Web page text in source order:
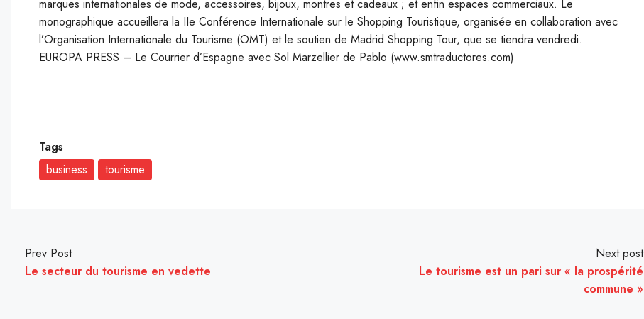
marques internationales de mode, accessoires, bijoux, montres et cadeaux ; et enfin espaces commerciaux. Le
monographique accueillera la IIe Conférence Internationale sur le Shopping Touristique, organisée en collaboration avec
l’Organisation Internationale du Tourisme (OMT) et le soutien de Madrid Shopping Tour, que se tiendra vendredi.
EUROPA PRESS – Le Courrier d’Espagne avec Sol Marzellier de Pablo (www.smtraductores.com)
Tags
business
tourisme
Prev Post
Le secteur du tourisme en vedette
Next post
Le tourisme est un pari sur « la prospérité
commune »